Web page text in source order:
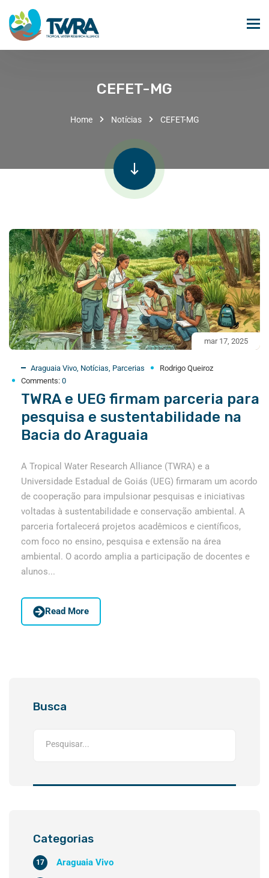
CEFET-MG
Home Notícias CEFET-MG
mar 17, 2025
Araguaia Vivo Notícias Parcerias
Rodrigo Queiroz
Comments: 0
TWRA e UEG firmam parceria para
pesquisa e sustentabilidade na
Bacia do Araguaia
A Tropical Water Research Alliance (TWRA) e a
Universidade Estadual de Goiás (UEG) firmaram um acordo
de cooperação para impulsionar pesquisas e iniciativas
voltadas à sustentabilidade e conservação ambiental. A
parceria fortalecerá projetos acadêmicos e científicos,
com foco no ensino, pesquisa e extensão na área
ambiental. O acordo amplia a participação de docentes e
alunos...
Read More
Busca
Categorias
Araguaia Vivo
17